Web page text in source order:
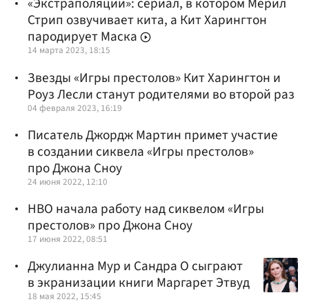
Стрип озвучивает кита, а Кит Харингтон
пародирует Маска
14 марта 2023, 18:15
Звезды «Игры престолов» Кит Харингтон и
Роуз Лесли станут родителями во второй раз
04 февраля 2023, 16:19
Писатель Джордж Мартин примет участие
в создании сиквела «Игры престолов»
про Джона Сноу
24 июня 2022, 12:10
HBO начала работу над сиквелом «Игры
престолов» про Джона Сноу
17 июня 2022, 08:51
Джулианна Мур и Сандра О сыграют
в экранизации книги Маргарет Этвуд
18 мая 2022, 15:45